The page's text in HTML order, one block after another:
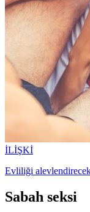
İLİŞKİ
Evliliği
Sabah seksi